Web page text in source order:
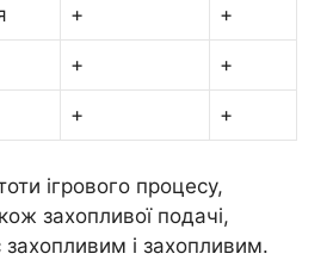
+ +
+ +
+ +
ігрового процесу,
захопливої подачі,
захопливим і захопливим.